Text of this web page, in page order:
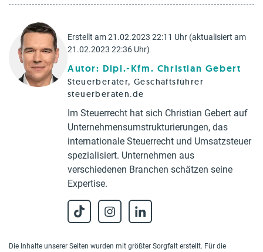
Erstellt am 21.02.2023 22:11 Uhr (aktualisiert am
21.02.2023 22:36 Uhr)
Autor: Dipl.-Kfm. Christian Gebert
Steuerberater, Geschäftsführer
steuerberaten.de
Im Steuerrecht hat sich Christian Gebert auf
Unternehmensumstrukturierungen, das
internationale Steuerrecht und Umsatzsteuer
spezialisiert. Unternehmen aus
verschiedenen Branchen schätzen seine
Expertise.
Die Inhalte unserer Seiten wurden mit größter Sorgfalt erstellt. Für die